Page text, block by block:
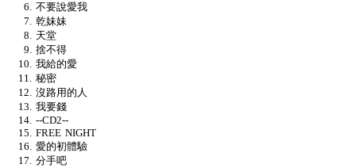
不要說愛我
乾妹妹
天堂
捨不得
我給的愛
秘密
沒路用的人
我要錢
--CD2--
FREE NIGHT
愛的初體驗
分手吧